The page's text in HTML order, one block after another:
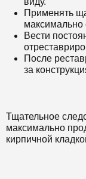
Применять
максимально
Вести
После
за
Тщательное
максимально
кирпичной